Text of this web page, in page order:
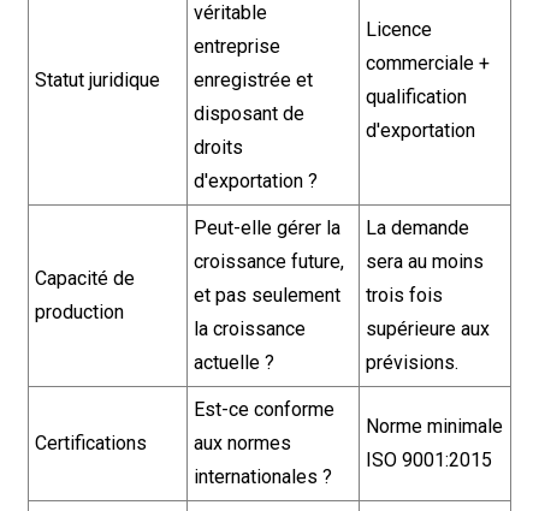
Statut juridique
véritable
entreprise
enregistrée et
disposant de
droits
d'exportation ?
Licence
commerciale +
qualification
d'exportation
Capacité de
production
Peut-elle gérer la
croissance future,
et pas seulement
la croissance
actuelle ?
La demande
sera au moins
trois fois
supérieure aux
prévisions.
Certifications
Est-ce conforme
aux normes
internationales ?
Norme minimale
ISO 9001:2015